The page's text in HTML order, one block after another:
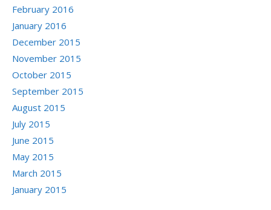
February 2016
January 2016
December 2015
November 2015
October 2015
September 2015
August 2015
July 2015
June 2015
May 2015
March 2015
January 2015